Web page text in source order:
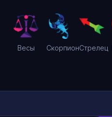
Весы СкорпионСтрелец